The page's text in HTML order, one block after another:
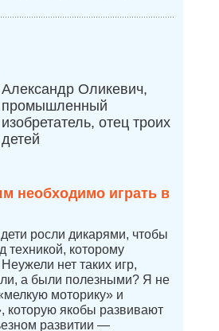
Александр Оликевич,
промышленный
изобретатель, отец троих
детей
необходимо играть в
росли дикарями, чтобы
техникой, которому
нет таких игр,
а были полезными? Я не
моторику» и
которую якобы развивают
развитии —